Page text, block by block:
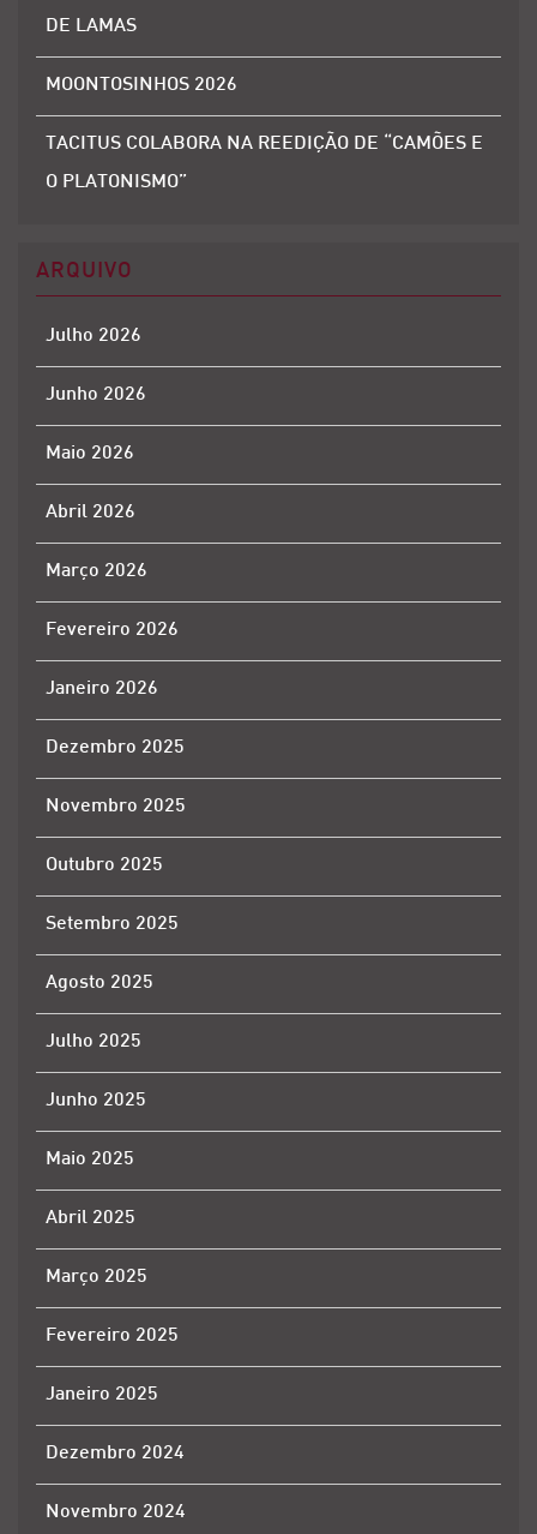
DE LAMAS
MOONTOSINHOS 2026
TACITUS COLABORA NA REEDIÇÃO DE “CAMÕES E
O PLATONISMO”
ARQUIVO
Julho 2026
Junho 2026
Maio 2026
Abril 2026
Março 2026
Fevereiro 2026
Janeiro 2026
Dezembro 2025
Novembro 2025
Outubro 2025
Setembro 2025
Agosto 2025
Julho 2025
Junho 2025
Maio 2025
Abril 2025
Março 2025
Fevereiro 2025
Janeiro 2025
Dezembro 2024
Novembro 2024